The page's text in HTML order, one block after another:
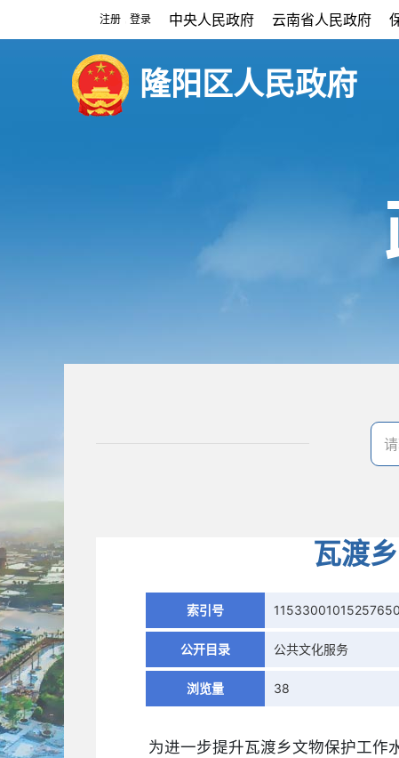
注册 登录 中央人民政府 云南省人民政府
隆阳区人民政府
瓦渡
索引号
公开目录 公共文化服务
浏览量 38
为进一步提升瓦渡乡文物保护工作